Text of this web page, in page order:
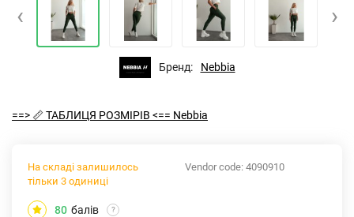
‹ ›
Бренд: Nebbia
==> 📏 ТАБЛИЦЯ РОЗМІРІВ <== Nebbia
Vendor code: 4090910
На складі залишилось
тільки 3 одиниці
80 балів ?